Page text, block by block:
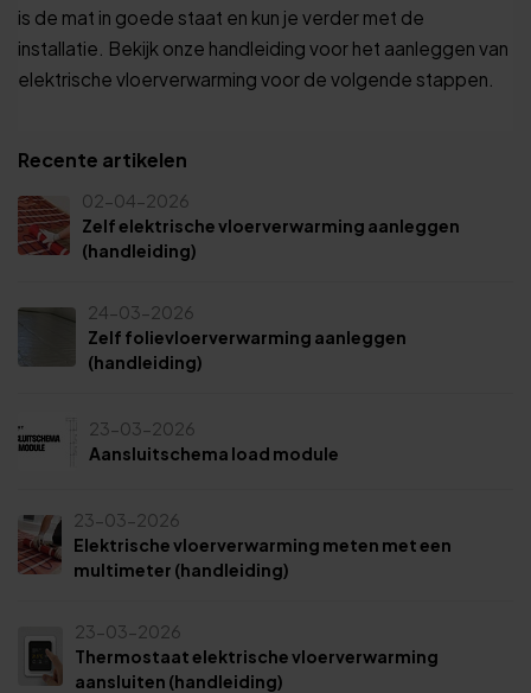
is de mat in goede staat en kun je verder met de
installatie. Bekijk onze handleiding voor het aanleggen van
elektrische vloerverwarming voor de volgende stappen.
Recente artikelen
02-04-2026
Zelf elektrische vloerverwarming aanleggen
(handleiding)
24-03-2026
Zelf folievloerverwarming aanleggen
(handleiding)
23-03-2026
Aansluitschema load module
23-03-2026
Elektrische vloerverwarming meten met een
multimeter (handleiding)
23-03-2026
Thermostaat elektrische vloerverwarming
aansluiten (handleiding)